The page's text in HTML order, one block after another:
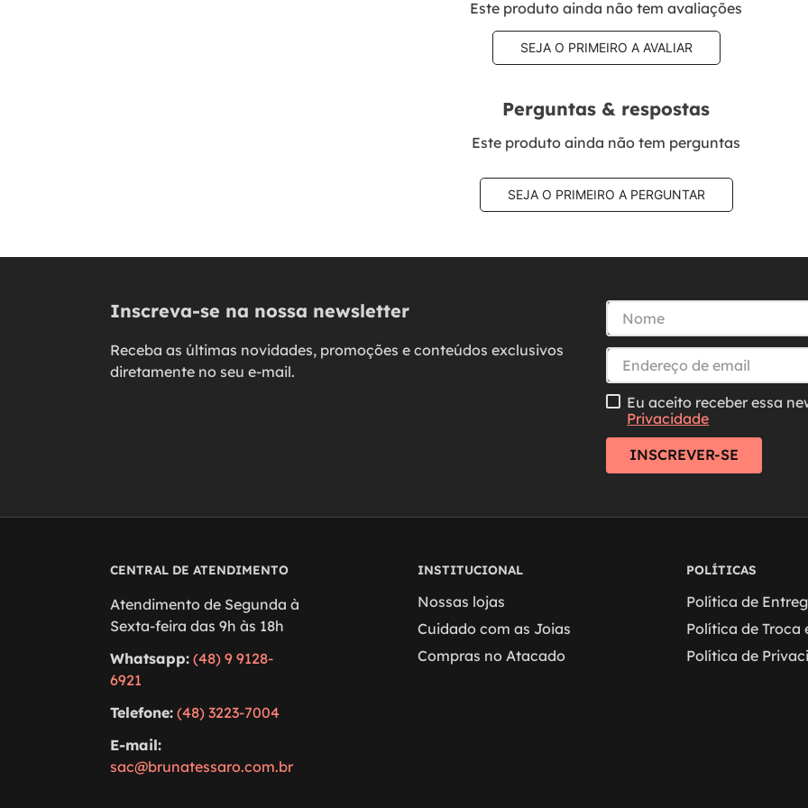
Este produto ainda não tem avaliações
SEJA O PRIMEIRO A AVALIAR
Perguntas & respostas
Este produto ainda não tem perguntas
SEJA O PRIMEIRO A PERGUNTAR
Inscreva-se na nossa newsletter
Receba as últimas novidades, promoções e conteúdos exclusivos
diretamente no seu e-mail.
Eu aceito receber essa
Privacidade
INSCREVER-SE
CENTRAL DE ATENDIMENTO
Atendimento de Segunda à
Sexta-feira das 9h às 18h
Whatsapp: (48) 9 9128-
6921
Telefone: (48) 3223-7004
E-mail:
sac@brunatessaro.com.br
INSTITUCIONAL
Nossas lojas
Cuidado com as Joias
Compras no Atacado
POLÍTICAS
Política de
Política de Troca
Política de